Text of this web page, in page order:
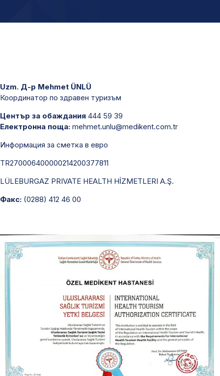
Uzm. Д-р Mehmet ÜNLÜ
Координатор по здравен туризъм
Център за обаждания 444 59 39
Електронна поща: mehmet.unlu@medikent.com.tr
Информация за сметка в евро
TR270006400000214200377811
LÜLEBURGAZ PRIVATE HEALTH HİZMETLERI A.Ş.
Факс: (0288) 412 46 00